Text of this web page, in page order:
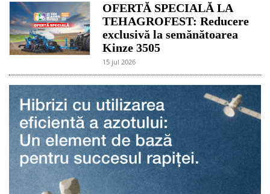
OFERTĂ SPECIALĂ LA
TEHAGROFEST: Reducere
exclusivă la semănătoarea
Kinze 3505
15 jul 2026